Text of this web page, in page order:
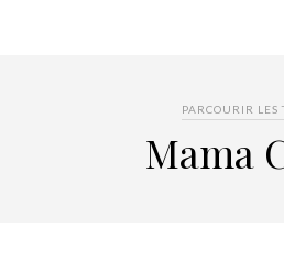
PARCOURIR LES
Mama